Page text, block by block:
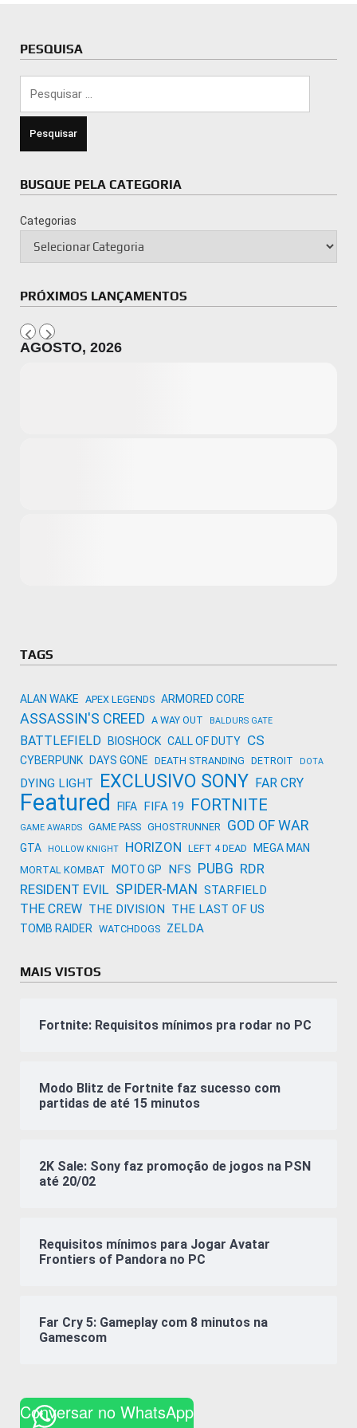
PESQUISA
BUSQUE PELA CATEGORIA
Categorias
PRÓXIMOS LANÇAMENTOS
AGOSTO, 2026
TAGS
ALAN WAKE APEX LEGENDS ARMORED CORE
ASSASSIN'S CREED A WAY OUT BALDURS GATE
BATTLEFIELD BIOSHOCK CALL OF DUTY CS
CYBERPUNK DAYS GONE DEATH STRANDING DETROIT DOTA
DYING LIGHT EXCLUSIVO SONY FAR CRY
Featured FIFA FIFA 19 FORTNITE
GAME AWARDS GAME PASS GHOSTRUNNER GOD OF WAR
GTA HOLLOW KNIGHT HORIZON LEFT 4 DEAD MEGA MAN
MORTAL KOMBAT MOTO GP NFS PUBG RDR
RESIDENT EVIL SPIDER-MAN STARFIELD
THE CREW THE DIVISION THE LAST OF US
TOMB RAIDER WATCHDOGS ZELDA
MAIS VISTOS
Fortnite: Requisitos mínimos pra rodar no PC
Modo Blitz de Fortnite faz sucesso com
partidas de até 15 minutos
2K Sale: Sony faz promoção de jogos na PSN
até 20/02
Requisitos mínimos para Jogar Avatar
Frontiers of Pandora no PC
Far Cry 5: Gameplay com 8 minutos na
Gamescom
Conversar no WhatsApp